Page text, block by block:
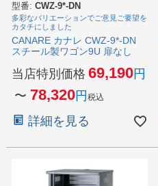
型番: CWZ-9*-DN
多彩なバリエーションでご意見ご要望を
カタチにしました
CANARE カナレ CWZ-9*-DN
スチール製ワゴン9U 扉なし
当店特別価格 69,190
〜 78,320 税込
詳細を見る